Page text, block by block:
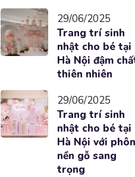
29/06/2025
Trang trí sinh
nhật cho bé tại
Hà Nội đậm
thiên nhiên
29/06/2025
Trang trí sinh
nhật cho bé tại
Hà Nội với
nền gỗ sang
trọng